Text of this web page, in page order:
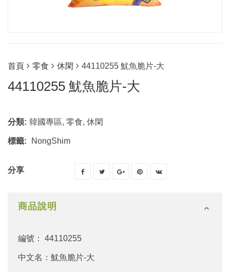
首頁 零食 休閑 44110255 魷魚脆片-大
44110255 魷魚脆片-大
分類: 韓國專區, 零食, 休閑
標籤: NongShim
分享
商品說明
編號： 44110255
中文名：魷魚脆片-大